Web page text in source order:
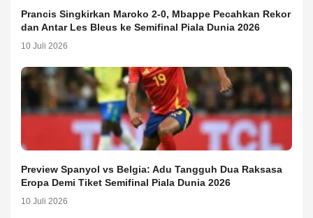
Prancis Singkirkan Maroko 2-0, Mbappe Pecahkan Rekor
dan Antar Les Bleus ke Semifinal Piala Dunia 2026
10 Juli 2026
Preview Spanyol vs Belgia: Adu Tangguh Dua Raksasa
Eropa Demi Tiket Semifinal Piala Dunia 2026
10 Juli 2026